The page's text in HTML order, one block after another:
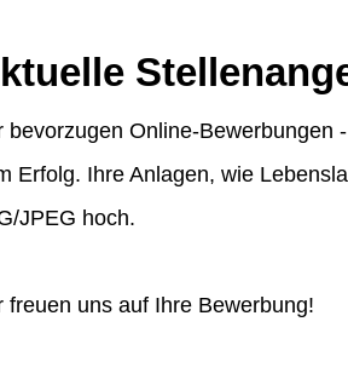
bevorzugen Online-Bewerbungen
Erfolg. Ihre Anlagen, wie
JPEG hoch.
freuen uns auf Ihre Bewerbung!